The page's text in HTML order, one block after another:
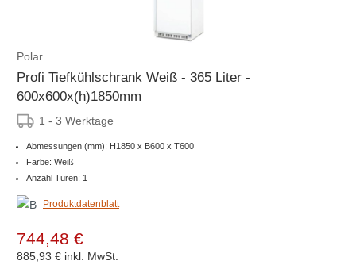
Polar
Profi Tiefkühlschrank Weiß - 365 Liter -
600x600x(h)1850mm
1 - 3 Werktage
Abmessungen (mm): H1850 x B600 x T600
Farbe: Weiß
Anzahl Türen: 1
Produktdatenblatt
744,48 €
885,93 € inkl. MwSt.